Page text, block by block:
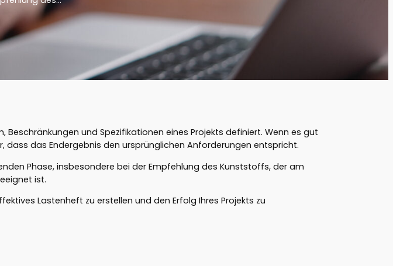
und Spezifikationen eines Projekts definiert. Wenn es gut
das Endergebnis den ursprünglichen Anforderungen entspricht.
Phase, insbesondere bei der Empfehlung des Kunststoffs, der am
ist.
Lastenheft zu erstellen und den Erfolg Ihres Projekts zu